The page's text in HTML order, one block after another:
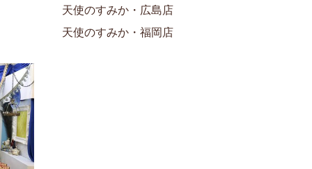
天使のすみか・広島店
天使のすみか・福岡店